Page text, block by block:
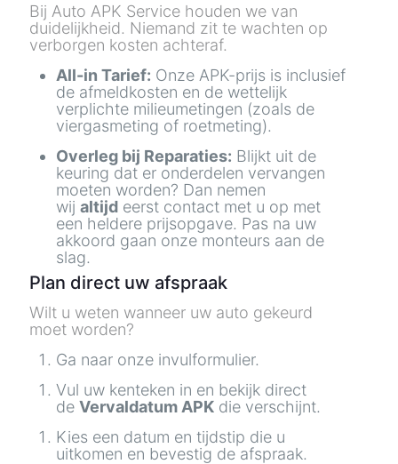
Bij Auto APK Service houden we van
duidelijkheid. Niemand zit te wachten op
verborgen kosten achteraf.
All-in Tarief: Onze APK-prijs is inclusief
de afmeldkosten en de wettelijk
verplichte milieumetingen (zoals de
viergasmeting of roetmeting).
Overleg bij Reparaties: Blijkt uit de
keuring dat er onderdelen vervangen
moeten worden? Dan nemen
wij altijd eerst contact met u op met
een heldere prijsopgave. Pas na uw
akkoord gaan onze monteurs aan de
slag.
Plan direct uw afspraak
Wilt u weten wanneer uw auto gekeurd
moet worden?
Ga naar onze invulformulier.
Vul uw kenteken in en bekijk direct
de Vervaldatum APK die verschijnt.
Kies een datum en tijdstip die u
uitkomen en bevestig de afspraak.